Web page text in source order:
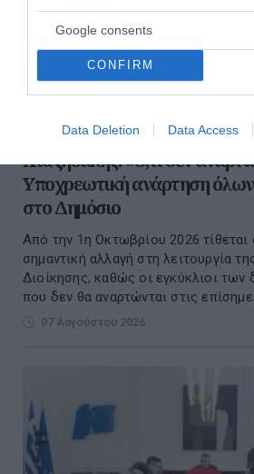
Google consents
CONFIRM
Data Deletion Data Access
Χατζηδάκης: «Ό,τι δεν
Υποχρεωτική ανάρτηση
στο Δημόσιο
Από την 1η Οκτωβρίου 2026
σημαντική αλλαγή στη λειτουργία
Διοίκησης, καθώς οι εγκύκλιοι
που δεν θα αναρτώνται στις
07 Αυγούστου 2026